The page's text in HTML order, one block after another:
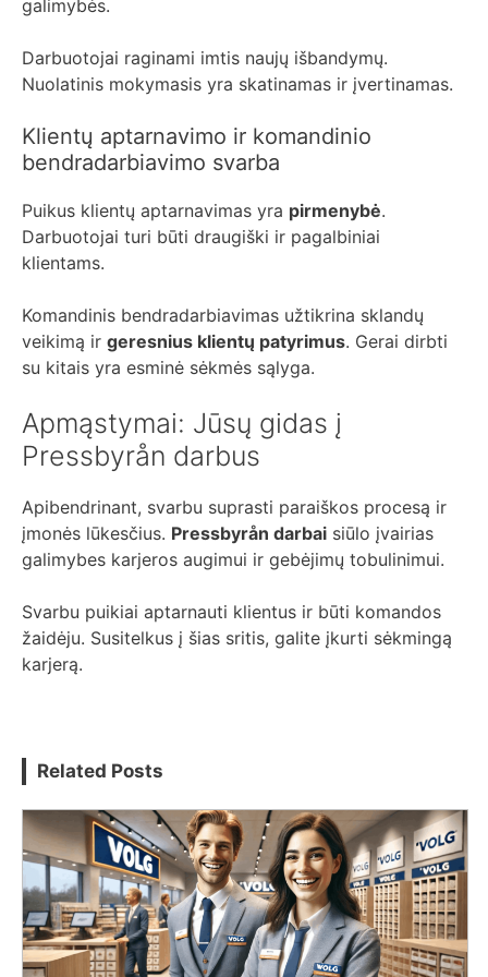
galimybės.
Darbuotojai raginami imtis naujų išbandymų.
Nuolatinis mokymasis yra skatinamas ir įvertinamas.
Klientų aptarnavimo ir komandinio
bendradarbiavimo svarba
Puikus klientų aptarnavimas yra pirmenybė.
Darbuotojai turi būti draugiški ir pagalbiniai
klientams.
Komandinis bendradarbiavimas užtikrina sklandų
veikimą ir geresnius klientų patyrimus. Gerai dirbti
su kitais yra esminė sėkmės sąlyga.
Apmąstymai: Jūsų gidas į
Pressbyrån darbus
Apibendrinant, svarbu suprasti paraiškos procesą ir
įmonės lūkesčius. Pressbyrån darbai siūlo įvairias
galimybes karjeros augimui ir gebėjimų tobulinimui.
Svarbu puikiai aptarnauti klientus ir būti komandos
žaidėju. Susitelkus į šias sritis, galite įkurti sėkmingą
karjerą.
Related Posts